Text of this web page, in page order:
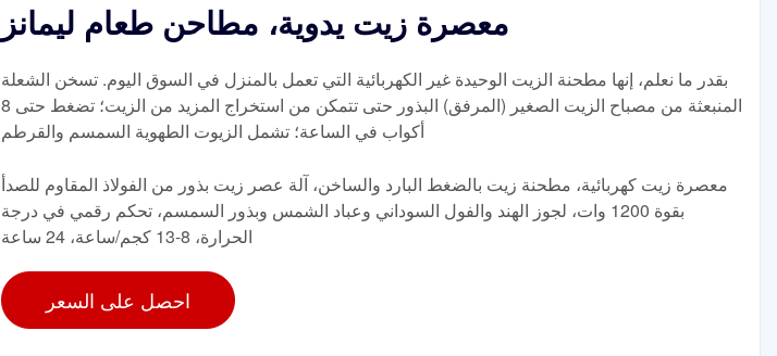
معصرة زيت يدوية، مطاحن طعام ليمانز
بقدر ما نعلم، إنها مطحنة الزيت الوحيدة غير الكهربائية التي تعمل بالمنزل في السوق اليوم. تسخن الشعلة
المنبعثة من مصباح الزيت الصغير (المرفق) البذور حتى تتمكن من استخراج المزيد من الزيت؛ تضغط حتى 8
أكواب في الساعة؛ تشمل الزيوت الطهوية السمسم والقرطم
معصرة زيت كهربائية، مطحنة زيت بالضغط البارد والساخن، آلة عصر زيت بذور من الفولاذ المقاوم للصدأ
بقوة 1200 وات، لجوز الهند والفول السوداني وعباد الشمس وبذور السمسم، تحكم رقمي في درجة
الحرارة، 8-13 كجم/ساعة، 24 ساعة
احصل على السعر